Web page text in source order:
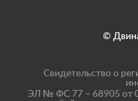
©
Свидетельство о
ЭЛ № ФС 77 – 68905 от